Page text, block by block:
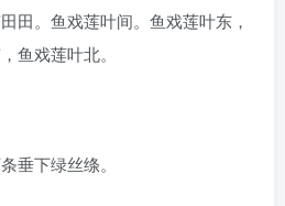
田。鱼戏莲叶间。鱼戏莲叶东，
鱼戏莲叶北。
垂下绿丝绦。